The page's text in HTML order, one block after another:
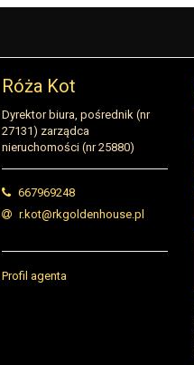
Róża Kot
Dyrektor biura, pośrednik (nr
27131) zarządca
nieruchomości (nr 25880)
667969248
r.kot@rkgoldenhouse.pl
Profil agenta